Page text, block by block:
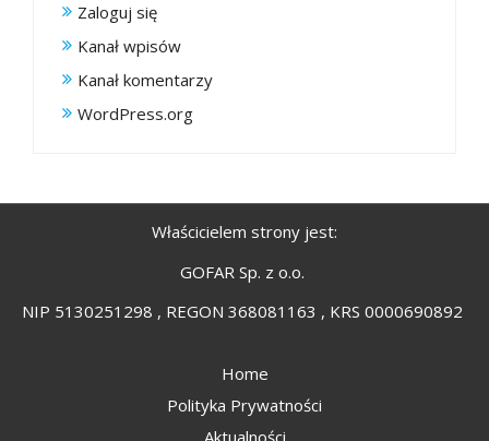
Zaloguj się
Kanał wpisów
Kanał komentarzy
WordPress.org
Właścicielem strony jest:
GOFAR Sp. z o.o.
NIP 5130251298 , REGON 368081163 , KRS 0000690892
Home
Polityka Prywatności